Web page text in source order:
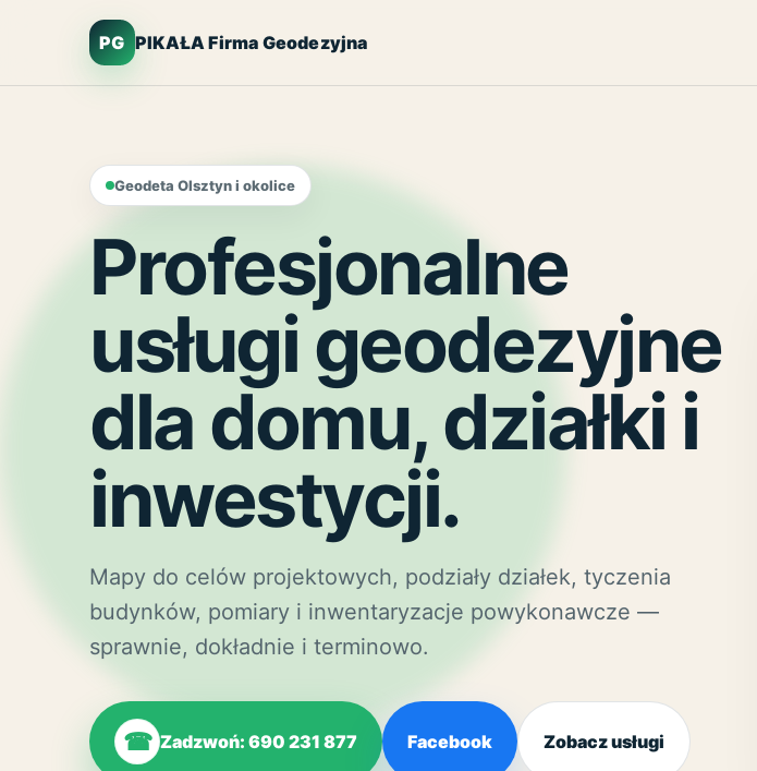
PG PIKAŁA Firma Geodezyjna
Geodeta Olsztyn i okolice
Profesjonalne
usługi geodezyjne
dla domu, działki i
inwestycji.
Mapy do celów projektowych, podziały działek, tyczenia
budynków, pomiary i inwentaryzacje powykonawcze —
sprawnie, dokładnie i terminowo.
☎ Zadzwoń: 690 231 877 Facebook Zobacz usługi